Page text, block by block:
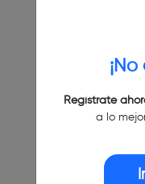
Regístrate
a lo